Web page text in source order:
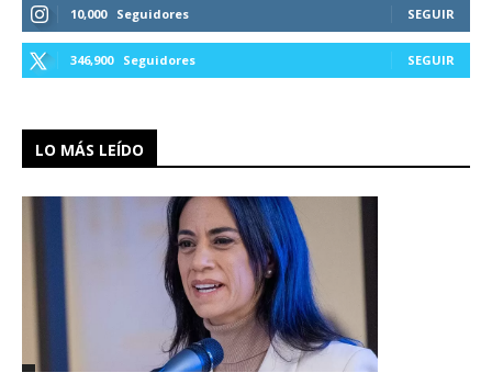
10,000 Seguidores SEGUIR
346,900 Seguidores SEGUIR
LO MÁS LEÍDO